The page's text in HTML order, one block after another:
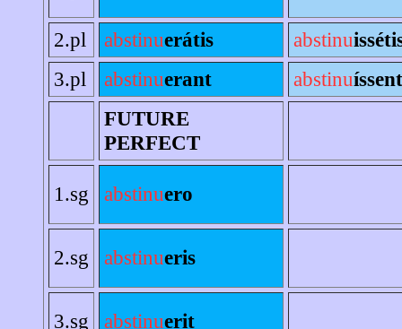
2.pl abstinuerátis abstinu
3.pl
abstinuerant abstinuíssent
FUTURE
PERFECT
1.sg abstinuero
2.sg abstinueris
3.sg abstinuerit